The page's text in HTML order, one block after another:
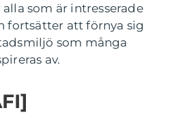
som är intresserade
fortsätter att förnya sig
som många
av.